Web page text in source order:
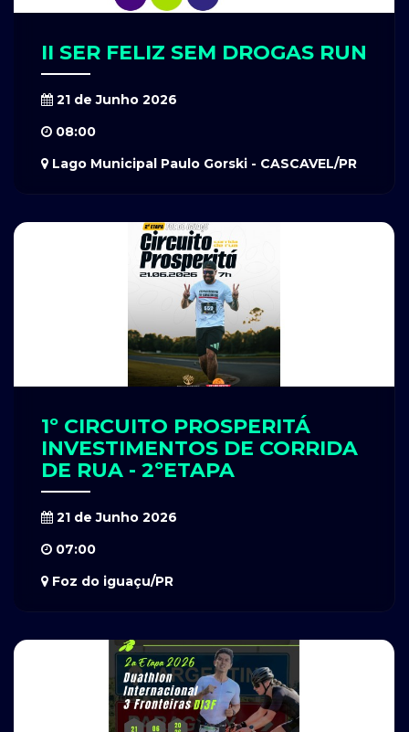
II SER FELIZ SEM DROGAS RUN
21 de Junho 2026
08:00
Lago Municipal Paulo Gorski - CASCAVEL/PR
1º CIRCUITO PROSPERITÁ
INVESTIMENTOS DE CORRIDA
DE RUA - 2ºETAPA
21 de Junho 2026
07:00
Foz do iguaçu/PR